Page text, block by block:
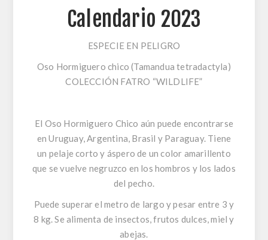
Calendario 2023
ESPECIE EN PELIGRO
Oso Hormiguero chico (Tamandua tetradactyla)
COLECCIÓN FATRO “WILDLIFE”
El Oso Hormiguero Chico aún puede encontrarse
en Uruguay, Argentina, Brasil y Paraguay. Tiene
un pelaje corto y áspero de un color amarillento
que se vuelve negruzco en los hombros y los lados
del pecho.
Puede superar el metro de largo y pesar entre 3 y
8 kg. Se alimenta de insectos, frutos dulces, miel y
abejas.